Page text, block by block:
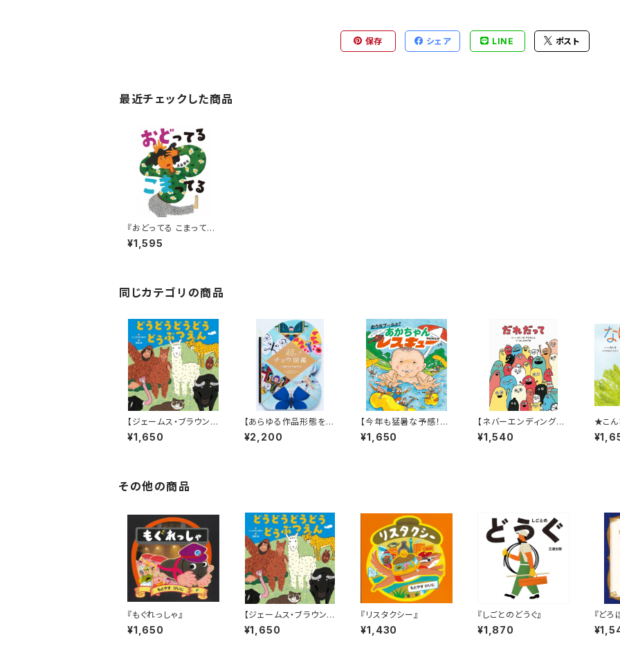
保存 シェア LINE ポスト
最近チェックした商品
『おどってる こまって
る』
¥1,595
同じカテゴリの商品
【ジェームス・ブラウン的
に言えば「ゲロッパ！」的
な絵本！】『どうどうどう
¥1,650
【あらゆる作品形態を生
み出すtupera tupera
の中でも丈太郎的に好
¥2,200
【今年も猛暑な予感！そ
んな時にはこんなアド
ベンチャー絵本はいか
¥1,650
【ネバーエンディングス
トーリーのような永遠に
続く！】『だれだって』
¥1,540
★こん
性の
は見
その他の商品
『もぐれっしゃ』
¥1,650
【ジェームス・ブラウン的
に言えば「ゲロッパ！」的
な絵本！】『どうどうどう
¥1,650
『リスタクシー』
¥1,430
『しごとのどうぐ』
¥1,870
『どろ